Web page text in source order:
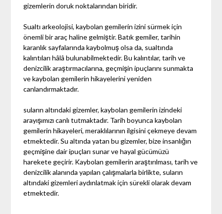
gizemlerin doruk noktalarından biridir.
Sualtı arkeolojisi, kaybolan gemilerin izini sürmek için
önemli bir araç haline gelmiştir. Batık gemiler, tarihin
karanlık sayfalarında kaybolmuş olsa da, sualtında
kalıntıları hâlâ bulunabilmektedir. Bu kalıntılar, tarih ve
denizcilik araştırmacılarına, geçmişin ipuçlarını sunmakta
ve kaybolan gemilerin hikayelerini yeniden
canlandırmaktadır.
suların altındaki gizemler, kaybolan gemilerin izindeki
arayışımızı canlı tutmaktadır. Tarih boyunca kaybolan
gemilerin hikayeleri, meraklılarının ilgisini çekmeye devam
etmektedir. Su altında yatan bu gizemler, bize insanlığın
geçmişine dair ipuçları sunar ve hayal gücümüzü
harekete geçirir. Kaybolan gemilerin araştırılması, tarih ve
denizcilik alanında yapılan çalışmalarla birlikte, suların
altındaki gizemleri aydınlatmak için sürekli olarak devam
etmektedir.